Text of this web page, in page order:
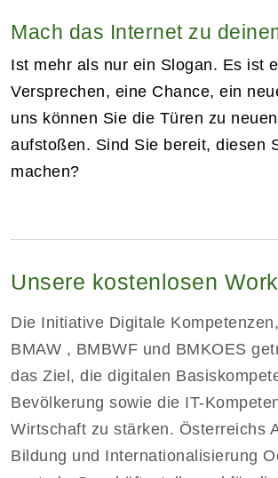
Mach das Internet zu
Ist mehr als nur ein Slogan. Es ist
Versprechen, eine Chance, ein
uns können Sie die Türen zu
aufstoßen. Sind Sie bereit, diesen
machen?
Unsere kostenlosen
Die Initiative Digitale
BMAW , BMBWF und BMKOES
das Ziel, die digitalen
Bevölkerung sowie die IT-
Wirtschaft zu stärken. Österreichs
Bildung und Internationalisierung